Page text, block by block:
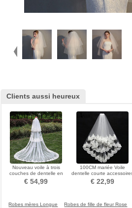
Clients aussi heureux
Nouveau voile à trois
couches de dentelle en
gros accessoires de
mariage voile de queue de
€ 54,99
100CM mariée Voile
dentelle courte
de mariage Voile
€ 22,99
Robes mères Longue Robes de fille de fleur Rose